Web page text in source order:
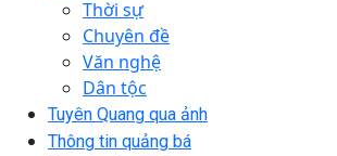
Thời sự
Chuyên đề
Văn nghệ
Dân tộc
Tuyên Quang qua ảnh
Thông tin quảng bá